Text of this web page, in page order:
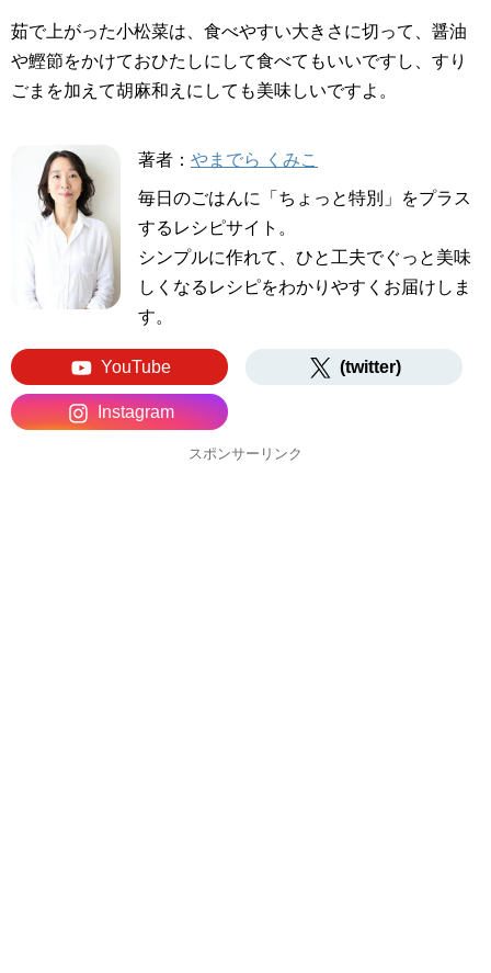
茹で上がった小松菜は、食べやすい大きさに切って、醤油
や鰹節をかけておひたしにして食べてもいいですし、すり
ごまを加えて胡麻和えにしても美味しいですよ。
著者： やまでら くみこ
毎日のごはんに「ちょっと特別」をプラス
するレシピサイト。
シンプルに作れて、ひと工夫でぐっと美味
しくなるレシピをわかりやすくお届けしま
す。
YouTube (twitter)
Instagram
スポンサーリンク